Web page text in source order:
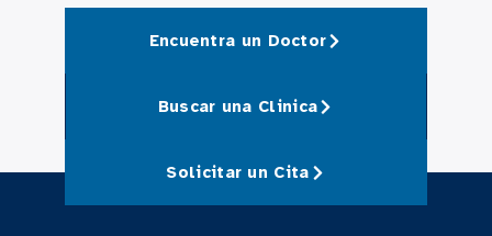
Encuentra un Doctor
Buscar una Clinica
Solicitar un Cita